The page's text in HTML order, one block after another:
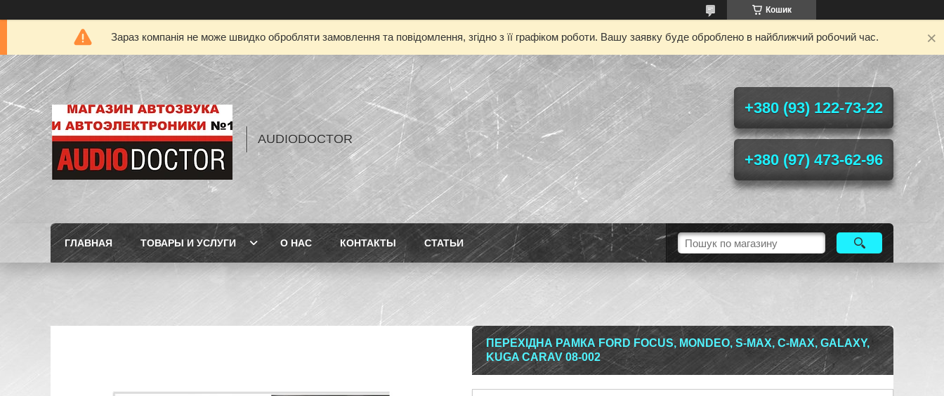
Кошик
Зараз компанія не може швидко обробляти замовлення та повідомлення, згідно з її графіком роботи. Вашу заявку буде оброблено в найближчий робочий час.
AUDIODOCTOR
+380 (93) 122-73-22
+380 (97) 473-62-96
ГЛАВНАЯ ТОВАРЫ И УСЛУГИ О НАС КОНТАКТЫ СТАТЬИ
ПЕРЕХІДНА РАМКА FORD FOCUS, MONDEO, S-MAX, C-MAX, GALAXY,
KUGA CARAV 08-002